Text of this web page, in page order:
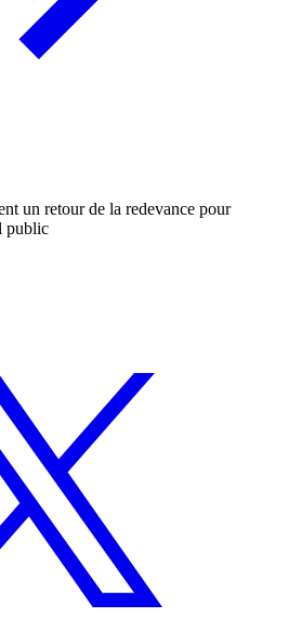
un retour de la redevance pour
public